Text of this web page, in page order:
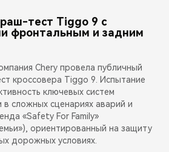
тест Tiggo 9 с
фронтальным и задним
Chery провела публичный
кроссовера Tiggo 9. Испытание
ключевых систем
сложных сценариях аварий и
«Safety For Family»
ориентированный на защиту
дорожных условиях.